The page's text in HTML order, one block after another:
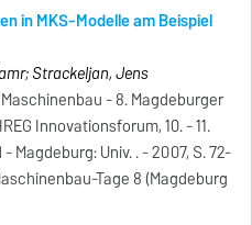
in MKS-Modelle am Beispiel
Strackeljan, Jens
- 8. Magdeburger
Innovationsforum, 10. - 11.
Magdeburg: Univ. . - 2007, S. 72-
Tage 8 (Magdeburg